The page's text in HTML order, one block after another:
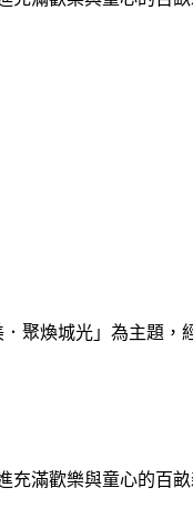
聚煥城光」為主題
滿歡樂與童心的百